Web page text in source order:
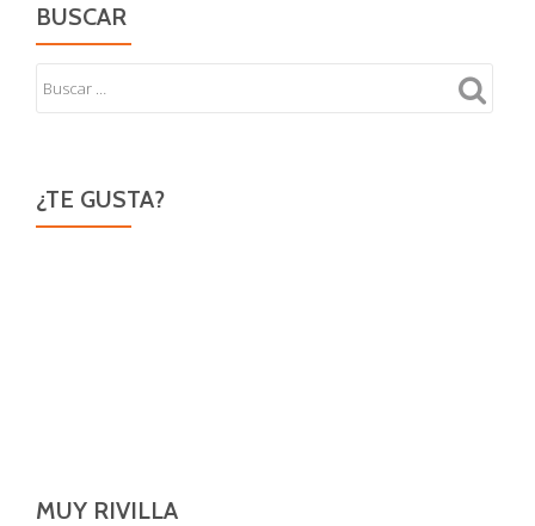
BUSCAR
¿TE GUSTA?
MUY RIVILLA